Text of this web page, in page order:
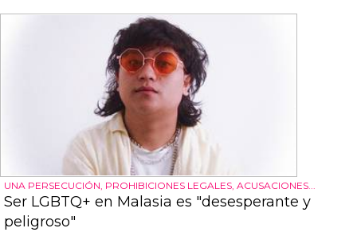
UNA PERSECUCIÓN, PROHIBICIONES LEGALES, ACUSACIONES...
Ser LGBTQ+ en Malasia es "desesperante y
peligroso"